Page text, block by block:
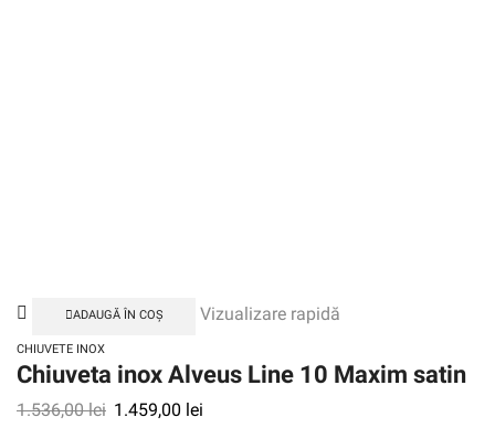
ADAUGĂ ÎN COȘ Vizualizare rapidă
CHIUVETE INOX
Chiuveta inox Alveus Line 10 Maxim satin
1.536,00lei 1.459,00 lei